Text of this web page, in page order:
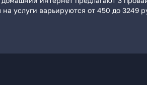
услуги варьируются от 450 до 3249